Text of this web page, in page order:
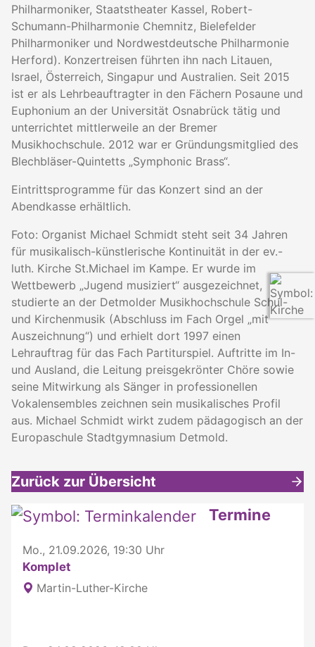
Philharmoniker, Staatstheater Kassel, Robert-
Schumann-Philharmonie Chemnitz, Bielefelder
Philharmoniker und Nordwestdeutsche Philharmonie
Herford). Konzertreisen führten ihn nach Litauen,
Israel, Österreich, Singapur und Australien. Seit 2015
ist er als Lehrbeauftragter in den Fächern Posaune und
Euphonium an der Universität Osnabrück tätig und
unterrichtet mittlerweile an der Bremer
Musikhochschule. 2012 war er Gründungsmitglied des
Blechbläser-Quintetts „Symphonic Brass“.
Eintrittsprogramme für das Konzert sind an der
Abendkasse erhältlich.
Foto: Organist Michael Schmidt steht seit 34 Jahren
für musikalisch-künstlerische Kontinuität in der ev.-
luth. Kirche St.Michael im Kampe. Er wurde im
Wettbewerb „Jugend musiziert“ ausgezeichnet,
studierte an der Detmolder Musikhochschule Schul-
und Kirchenmusik (Abschluss im Fach Orgel „mit
Auszeichnung“) und erhielt dort 1997 einen
Lehrauftrag für das Fach Partiturspiel. Auftritte im In-
und Ausland, die Leitung preisgekrönter Chöre sowie
seine Mitwirkung als Sänger in professionellen
Vokalensembles zeichnen sein musikalisches Profil
aus. Michael Schmidt wirkt zudem pädagogisch an der
Europaschule Stadtgymnasium Detmold.
Zurück zur Übersicht
Weitere interessante Inhalte Termine
Mo., 21.09.2026, 19:30 Uhr
Komplet
Martin-Luther-Kirche